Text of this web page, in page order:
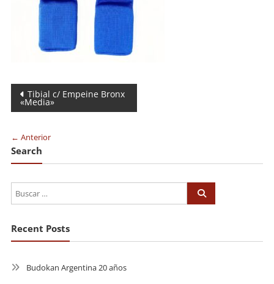
Navegación
de
entradas
Tibial c/ Empeine Bronx
«Media»
← Anterior
Search
Recent Posts
Budokan Argentina 20 años